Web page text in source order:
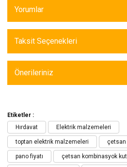
Yorumlar
Taksit Seçenekleri
Önerileriniz
Etiketler :
Hırdavat
Elektrik malzemeleri
toptan elektrik malzemeleri çetsan
pano fiyatı çetsan kombinasyok